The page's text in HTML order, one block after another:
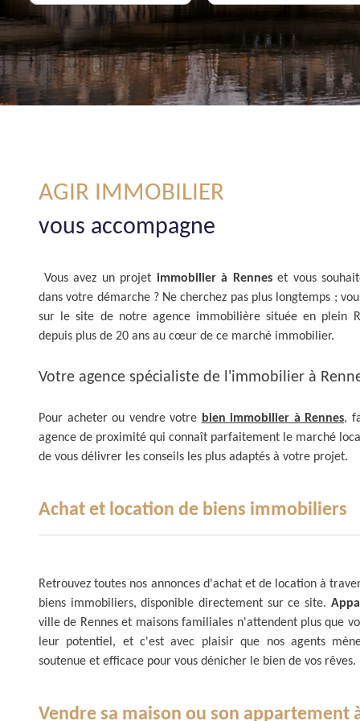
De l'immo pro
AGIR IMMOBILIER
vous accompagne
Vous avez un projet immobilier à Renneset vous
dans votre démarche ? Ne cherchez pas plus longtemps ;
sur le site de notre agence immobilière située en plein
depuis plus de 20 ans au cœur de ce marché immobilier.
Votre agence spécialiste de l'immobilier à
Pour acheter ou vendre votre bien immobilier à Rennes,
agence de proximité qui connaît parfaitement le marché
de vous délivrer les conseils les plus adaptés à votre projet.
Achat et location de biens immobiliers
Retrouvez toutes nos annonces d'achat et de location à
biens immobiliers, disponible directement sur ce site.
ville de Rennes et maisons familiales n'attendent plus que
leur potentiel, et c'est avec plaisir que nos agents
soutenue et efficace pour vous dénicher le bien de vos rêves.
Vendre sa maison ou son appartement